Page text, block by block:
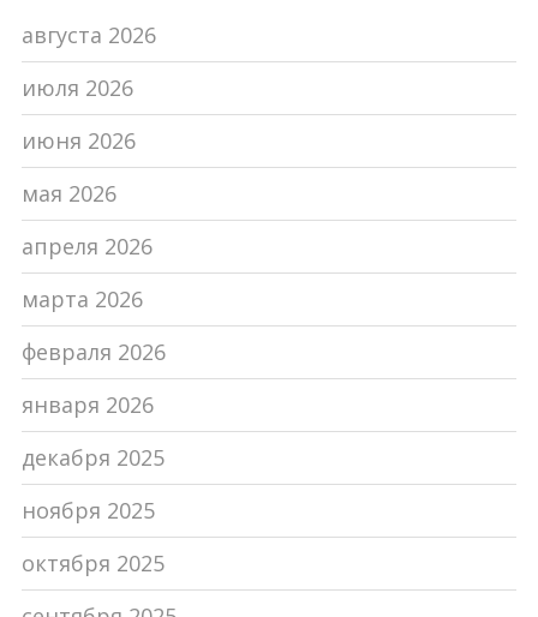
августа 2026
июля 2026
июня 2026
мая 2026
апреля 2026
марта 2026
февраля 2026
января 2026
декабря 2025
ноября 2025
октября 2025